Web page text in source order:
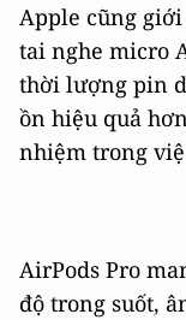
Apple cũng
tai nghe micro
thời lượng pin
ồn hiệu quả
nhiệm trong
AirPods Pro
độ trong suốt,